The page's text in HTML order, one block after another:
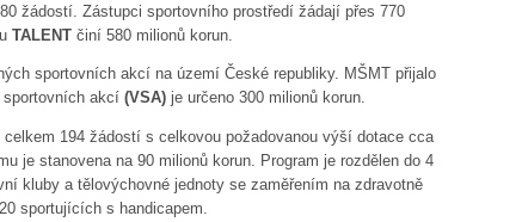
žádostí. Zástupci sportovního prostředí žádají přes 770
TALENT činí 580 milionů korun.
sportovních akcí na území České republiky. MŠMT přijalo
sportovních akcí (VSA) je určeno 300 milionů korun.
celkem 194 žádostí s celkovou požadovanou výší dotace cca
je stanovena na 90 milionů korun. Program je rozdělen do 4
kluby a tělovýchovné jednoty se zaměřením na zdravotně
sportujících s handicapem.